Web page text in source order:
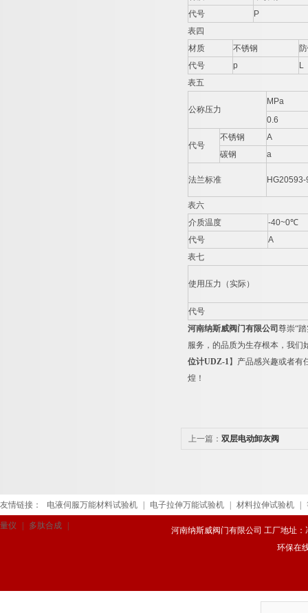
代号
P
表四
材质
不锈钢
代号
p
L
表五
公称压力
MPa
0.6
代号
不锈钢
A
碳钢
a
法兰标准
表六
介质温度
-40~0℃
代号
A
表七
使用压力（实际）
代号
河南纳斯威阀门有限公司 尊崇“
服务，的品质为生存根本，我们
位计UDZ-1】产品感兴趣或者有
煌！
上一篇： 双层电动卸灰阀
友情链接： 电液伺服万能材料试验机 电子拉伸万能试验机 材料拉伸试验机
量仪 多肽合成
河南纳斯威阀门有限公司 工厂地址：
环保在